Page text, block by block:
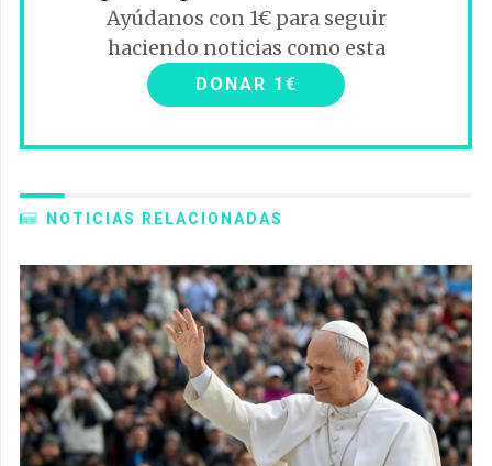
Ayúdanos con 1€ para seguir
haciendo noticias como esta
DONAR 1€
NOTICIAS RELACIONADAS